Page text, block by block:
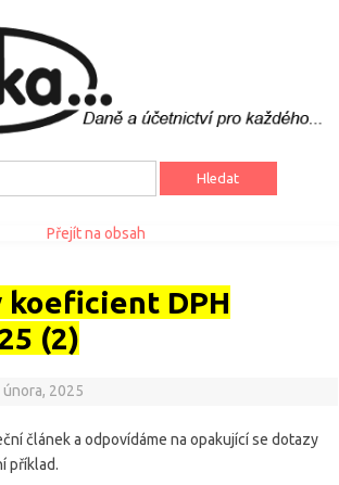
Přejít na obsah
koeficient DPH
(2)
února, 2025
článek a odpovídáme na opakující se dotazy
příklad.